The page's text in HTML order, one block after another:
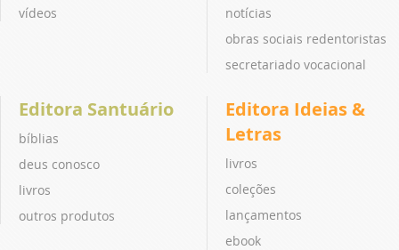
vídeos
notícias
obras sociais redentoristas
secretariado vocacional
Editora Santuário
bíblias
deus conosco
livros
outros produtos
Editora Ideias &
Letras
livros
coleções
lançamentos
ebook